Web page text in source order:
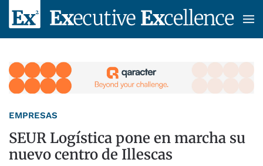
Skip to main content
EMPRESAS
SEUR Logística pone en marcha su
nuevo centro de Illescas